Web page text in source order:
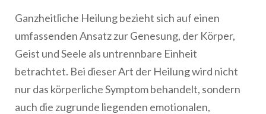
Ganzheitliche Heilung bezieht sich auf einen
umfassenden Ansatz zur Genesung, der Körper,
Geist und Seele als untrennbare Einheit
betrachtet. Bei dieser Art der Heilung wird nicht
nur das körperliche Symptom behandelt, sondern
auch die zugrunde liegenden emotionalen,